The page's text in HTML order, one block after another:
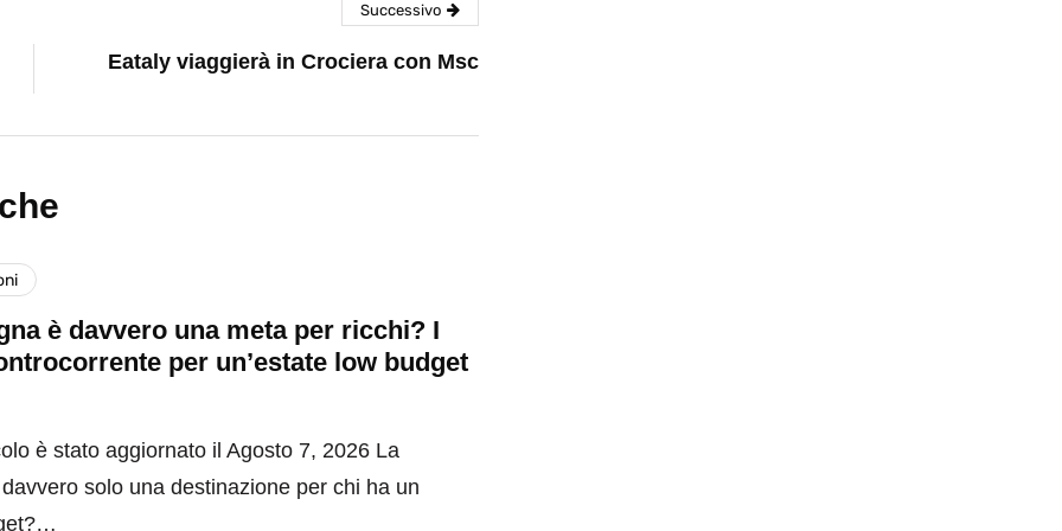
Successivo
Eataly viaggierà in Crociera con Msc
è davvero una meta per ricchi? I
per un’estate low budget
è stato aggiornato il Agosto 7, 2026 La
solo una destinazione per chi ha un